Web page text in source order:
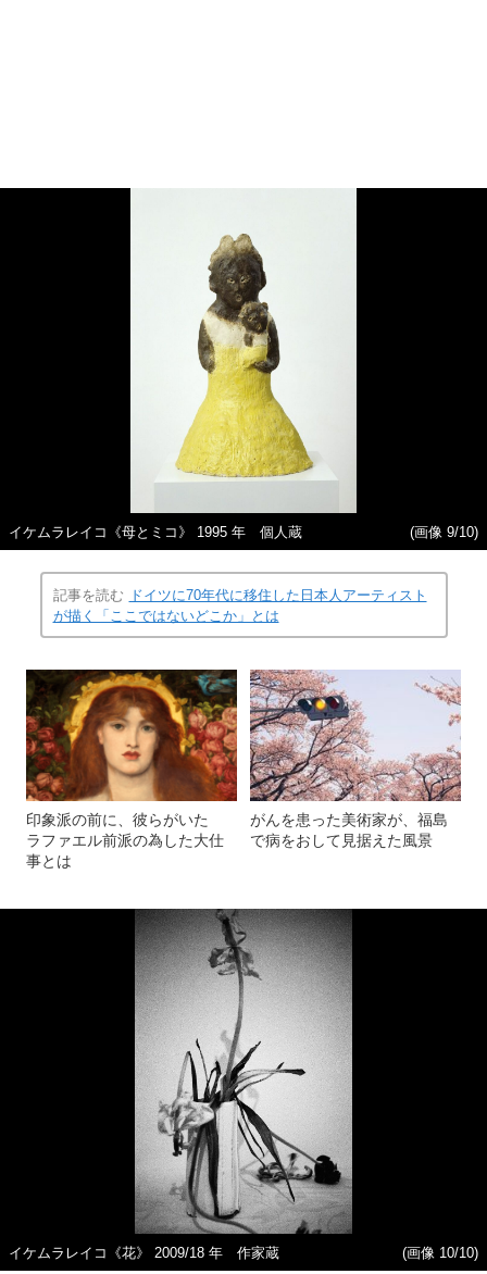
イケムラレイコ《母とミコ》 1995 年 個人蔵 (画像 9/10)
記事を読む
ドイツに70年代に移住した日本人アーティスト
が描く「ここではないどこか」とは
印象派の前に、彼らがいた
ラファエル前派の為した大仕
事とは
がんを患った美術家が、福島
で病をおして見据えた風景
イケムラレイコ《花》 2009/18 年 作家蔵 (画像 10/10)